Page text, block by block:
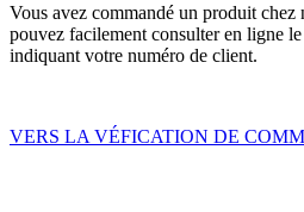
Vous avez commandé un produit chez
pouvez facilement consulter en ligne
indiquant votre numéro de client.
VERS LA VÉFICATION DE